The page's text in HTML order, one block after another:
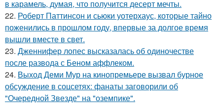
в карамель, думая, что получится десерт мечты.
22. Роберт Паттинсон и сьюки уотерхаус, которые тайно
поженились в прошлом году, впервые за долгое время
вышли вместе в свет.
23. Дженнифер лопес высказалась об одиночестве
после развода с Беном аффлеком.
24. Выход Деми Мур на кинопремьере вызвал бурное
обсуждение в соцсетях: фанаты заговорили об
"Очередной Звезде" на "оземпике".